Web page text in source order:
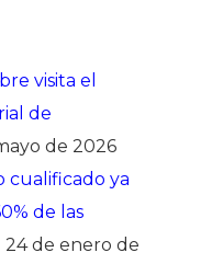
visita el
de
de 2026
cualificado ya
de las
24 de enero de